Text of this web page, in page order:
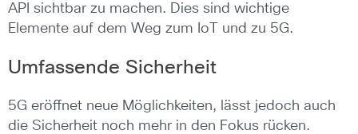
API sichtbar zu machen. Dies sind wichtige
Elemente auf dem Weg zum IoT und zu 5G.
Umfassende Sicherheit
5G eröffnet neue Möglichkeiten, lässt jedoch auch
die Sicherheit noch mehr in den Fokus rücken.